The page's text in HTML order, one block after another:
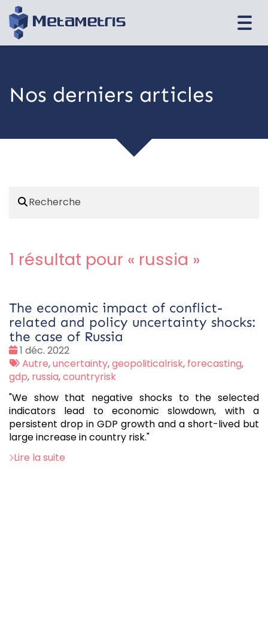
Nos derniers articles
1 résultat pour « russia »
The economic impact of conflict-
related and policy uncertainty shocks:
the case of Russia
Date
:
1 déc. 2022
Tags
:
Autre,uncertainty,geopoliticalrisk, forecasting,
gdp, russia,countryrisk
"We show that negative shocks to the selected
indicators lead to economic slowdown, with a
persistent drop in GDP growth and a short-lived but
large increase in country risk."
Lire la suite